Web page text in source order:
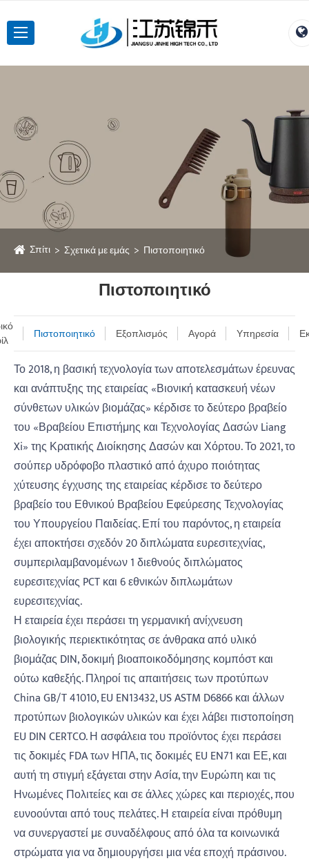
Σπίτι Σχετικά με εμάς Πιστοποιητικό
Πιστοποιητικό
Πιστοποιητικό Εξοπλισμός Αγορά Υπηρεσία
Το 2018, η βασική τεχνολογία των αποτελεσμάτων έρευνας
και ανάπτυξης της εταιρείας «Βιονική κατασκευή νέων
σύνθετων υλικών βιομάζας» κέρδισε το δεύτερο βραβείο
του «Βραβείου Επιστήμης και Τεχνολογίας Δασών Liang
Xi» της Κρατικής Διοίκησης Δασών και Χόρτου. Το 2021, το
σούπερ υδρόφοβο πλαστικό από άχυρο ποιότητας
χύτευσης έγχυσης της εταιρείας κέρδισε το δεύτερο
βραβείο του Εθνικού Βραβείου Εφεύρεσης Τεχνολογίας
του Υπουργείου Παιδείας. Επί του παρόντος, η εταιρεία
έχει αποκτήσει σχεδόν 20 διπλώματα ευρεσιτεχνίας,
συμπεριλαμβανομένων 1 διεθνούς διπλώματος
ευρεσιτεχνίας PCT και 6 εθνικών διπλωμάτων
ευρεσιτεχνίας.
Η εταιρεία έχει περάσει τη γερμανική ανίχνευση
βιολογικής περιεκτικότητας σε άνθρακα από υλικό
βιομάζας DIN, δοκιμή βιοαποικοδόμησης κομπόστ και
ούτω καθεξής. Πληροί τις απαιτήσεις των προτύπων
China GB/T 41010, EU EN13432, US ASTM D6866 και άλλων
προτύπων βιολογικών υλικών και έχει λάβει πιστοποίηση
EU DIN CERTCO. Η ασφάλεια του προϊόντος έχει περάσει
τις δοκιμές FDA των ΗΠΑ, τις δοκιμές EU EN71 και ΕΕ, και
αυτή τη στιγμή εξάγεται στην Ασία, την Ευρώπη και τις
Ηνωμένες Πολιτείες και σε άλλες χώρες και περιοχές, που
ευνοούνται από τους πελάτες. Η εταιρεία είναι πρόθυμη
να συνεργαστεί με συναδέλφους από όλα τα κοινωνικά
στρώματα για να δημιουργήσει μια νέα εποχή πράσινου.